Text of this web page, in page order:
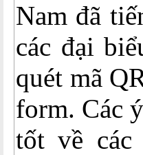
Nam đã
các đại
quét mã
form. Các
tốt về các